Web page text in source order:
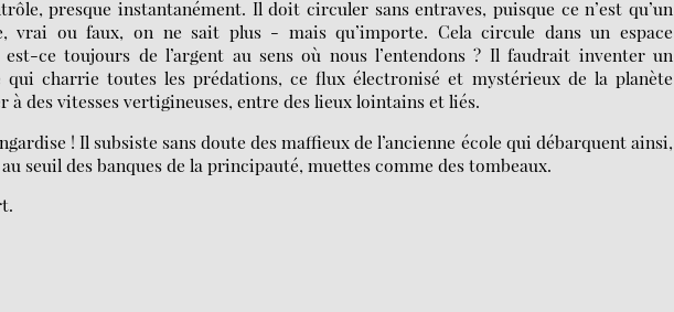
presque instantanément. Il doit circuler sans entraves, puisque ce n’est qu’un
vrai ou faux, on ne sait plus - mais qu’importe. Cela circule dans un espace
ce toujours de l’argent au sens où nous l’entendons ? Il faudrait inventer un
charrie toutes les prédations, ce flux électronisé et mystérieux de la planète
à des vitesses vertigineuses, entre des lieux lointains et liés.
! Il subsiste sans doute des maffieux de l’ancienne école qui débarquent ainsi,
seuil des banques de la principauté, muettes comme des tombeaux.